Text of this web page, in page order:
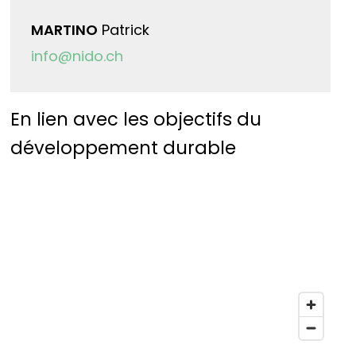
MARTINO Patrick
info@nido.ch
En lien avec les objectifs du
développement durable